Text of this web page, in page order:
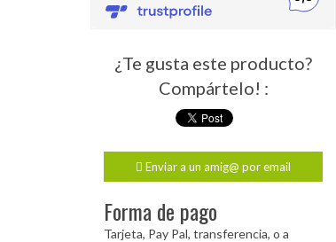
¿Te gusta este producto?
Compártelo! :
Enviar a un amig@ por email
Forma de pago
Tarjeta, Pay Pal, transferencia, o a